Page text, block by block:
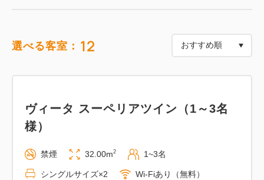
また、小さなお子様連れでも安心のもこもこルームや
もこもこメゾネットルーム、女性憧れのテイストが詰
ルーム、そして2方向の壁一面に窓があるパークサイ
ドのパノラマビューが楽しめるスパークルームなど、
特別なステイを叶える様々なコンセプトルームもあ
選べる客室： 12
ヴィータ スーペリアツイン（1～3名
様）
禁煙 32.00m2 1~3名
シングルサイズ×2 Wi-Fiあり（無料）